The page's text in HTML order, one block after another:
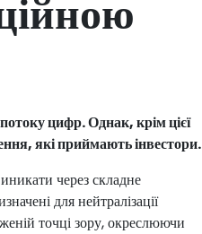
цифр. Однак, крім цієї
які приймають інвестори.
через складне
для нейтралізації
точці зору, окреслюючи